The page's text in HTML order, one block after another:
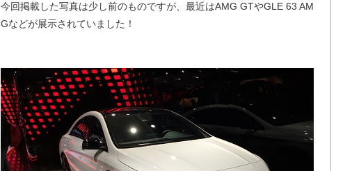
今回掲載した写真は少し前のものですが、最近はAMG GTやGLE 63 AM
Gなどが展示されていました！